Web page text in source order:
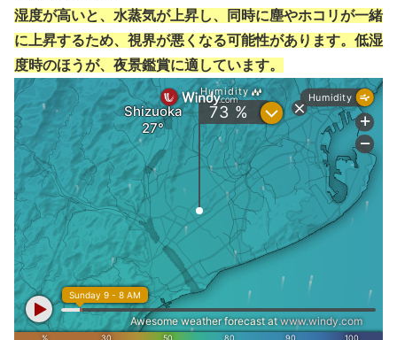
湿度が高いと、水蒸気が上昇し、同時に塵やホコリが一緒
に上昇するため、視界が悪くなる可能性があります。低湿
度時のほうが、夜景鑑賞に適しています。